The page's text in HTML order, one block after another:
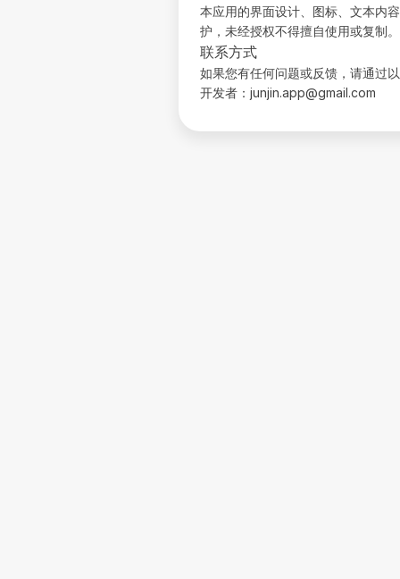
本应用的界面设计、图标、文本内
护，未经授权不得擅自使用或复制。
联系方式
如果您有任何问题或反馈，请通过
开发者：junjin.app@gmail.com